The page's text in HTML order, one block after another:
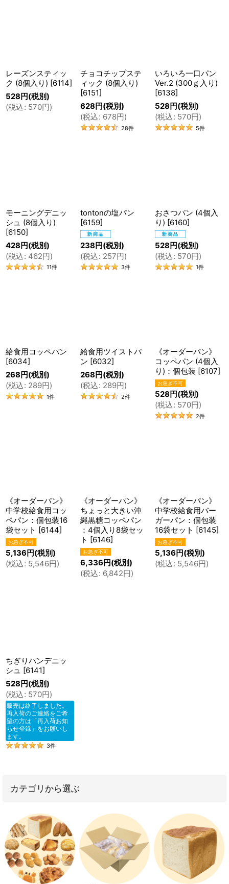
現在、テーブルロールの品揃えは20種類以上。
サンドイッチにぴったりのプレーンクロワッサンや、
アレルギー対応のチョコレートを使ったチョコチップ
スティック、チョコクロワッサンなど、バリエーショ
ンも当初より格段に増えました。
トントンのパンは、『お客様の声』からできていると
言っても過言ではありません。
アレルギー対応のテーブルロール
んなと同じものを食べられる、笑顔になれる商品をお届けし
ます。
レーズンスティッ
ク (8個入り)
6114
528 円(税別)
(税込: 570円 )
チョコチップステ
ィック (8個入り)
6151
628 円(税別)
(税込: 678円 )
28件
いろいろ一口パン
Ver.2 (300ｇ入り)
6138]
528 円(税別)
(税込: 570円 )
5件
モーニングデニッ
シュ (8個入り)
[6150]
428 円(税別)
(税込: 462円)
11件
tontonの塩パン
[6159]
238 円(税別)
(税込: 257円)
3件
おさつパン (4個入
り) [6160]
528 円(税別)
(税込: 570円)
1件
給食用コッペパン
6034
268 円(税別)
(税込: 289円 )
1件
給食用ツイストパ
ン
6032
268 円(税別)
(税込: 289円 )
2件
《オーダーパン》
コッペパン (4個入
り)：個包装
6107
528 円(税別)
(税込: 570円 )
2件
《オーダーパン》
中学校給食用コッ
ペパン：個包装16
袋セット [6144]
5,136 円(税別)
(税込: 5,546円)
《オーダーパン》
ちょっと大きい沖
縄黒糖コッペパン
：4個入り8袋セッ
ト [6146]
6,336 円(税別)
(税込: 6,842円)
《オーダーパン》
中学校給食用バー
ガーパン：個包装
16袋セット [6145]
5,136 円(税別)
(税込: 5,546円)
ちぎりパンデニッ
シュ [6141]
528 円(税別)
(税込: 570円)
販売は終了しました。
再入荷のご連絡をご希
望の方は「再入荷お知
らせ登録」をお願いし
ます。
3件
カテゴリから選ぶ